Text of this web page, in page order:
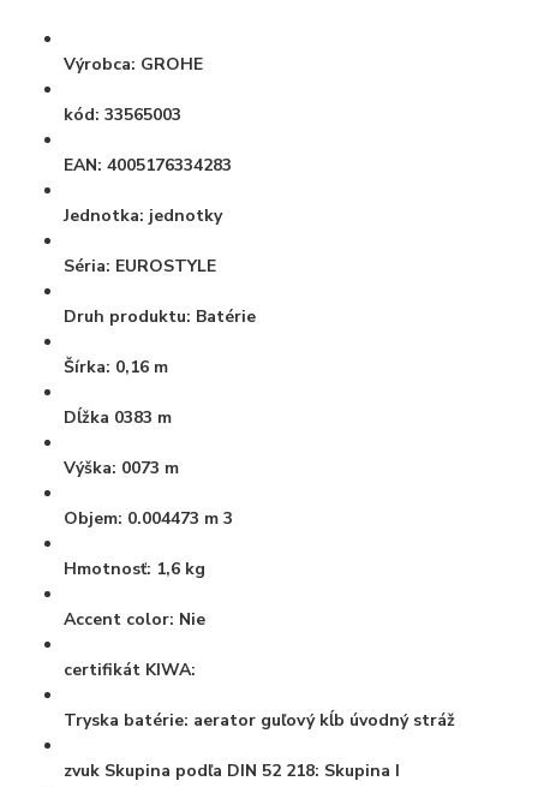
Výrobca: GROHE
kód:33565003
EAN:4005176334283
Jednotka: jednotky
Séria: EUROSTYLE
Druh produktu: Batérie
Šírka: 0,16 m
Dĺžka 0383 m
Výška: 0073 m
Objem: 0.004473 m 3
Hmotnosť: 1,6 kg
Accent color: Nie
certifikát KIWA:
Tryska batérie: aerator guľový kĺb úvodný stráž
zvuk Skupina podľa DIN 52 218: Skupina I